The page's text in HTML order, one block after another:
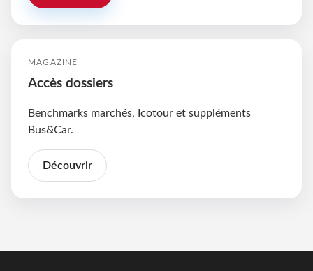
MAGAZINE
Accès dossiers
Benchmarks marchés, Icotour et suppléments
Bus&Car.
Découvrir